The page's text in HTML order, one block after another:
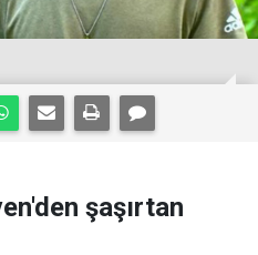
şaşırtan